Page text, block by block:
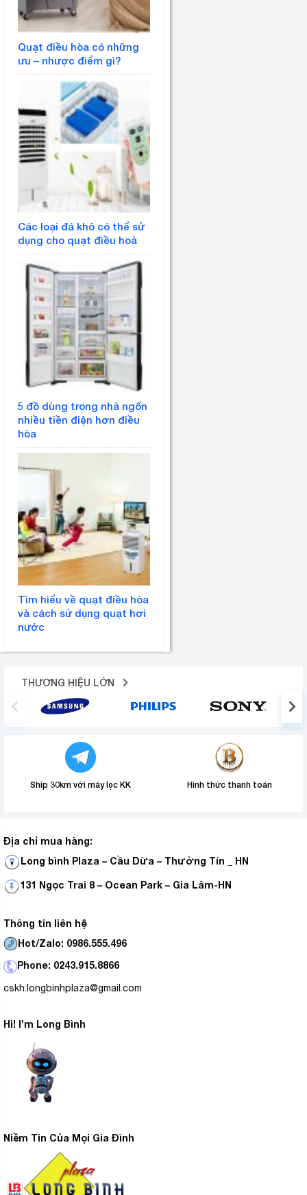
Quạt điều hòa có những
ưu – nhược điểm gì?
Các loại đá khô có thể sử
dụng cho quạt điều hoà
5 đồ dùng trong nhà ngốn
nhiều tiền điện hơn điều
hòa
Tìm hiểu về quạt điều hòa
và cách sử dụng quạt hơi
nước
THƯƠNG HIỆU LỚN
Ship 30km với máy lọc KK Hình thức thanh toán
Địa chỉ mua hàng:
Long bình Plaza – Cầu Dừa – Thường Tín _ HN
131 Ngọc Trai 8 – Ocean Park – Gia Lâm-HN
Thông tin liên hệ
Hot/Zalo: 0986.555.496
Phone: 0243.915.8866
cskh.longbinhplaza@gmail.com
Hi! I’m Long Bình
Niềm Tin Của Mọi Gia Đình